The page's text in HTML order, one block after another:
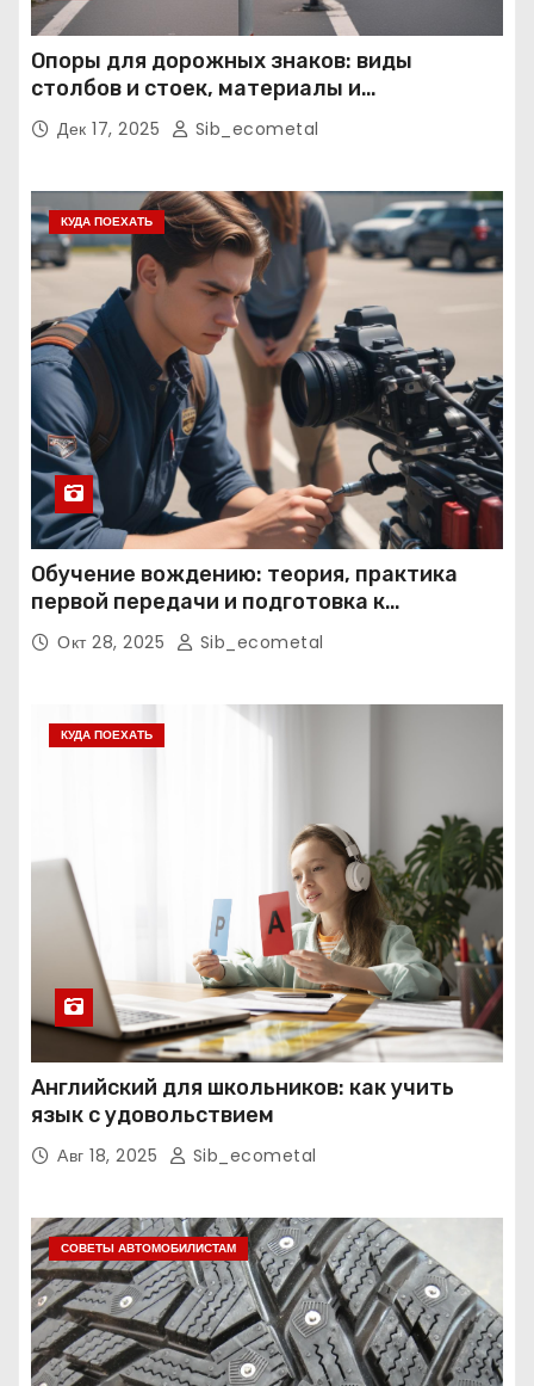
Опоры для дорожных знаков: виды
столбов и стоек, материалы и
нормативные требования
Дек 17, 2025 Sib_ecometal
КУДА ПОЕХАТЬ
Обучение вождению: теория, практика
первой передачи и подготовка к
экзаменам
Окт 28, 2025 Sib_ecometal
КУДА ПОЕХАТЬ
Английский для школьников: как учить
язык с удовольствием
Авг 18, 2025 Sib_ecometal
СОВЕТЫ АВТОМОБИЛИСТАМ